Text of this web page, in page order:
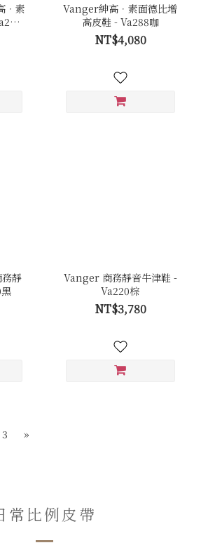
．素
Vanger紳高．素面德比增
高皮鞋 - Va288咖
NT$4,080
靜
Vanger 商務靜音牛津鞋 -
Va220棕
NT$3,780
3 »
常比例皮帶